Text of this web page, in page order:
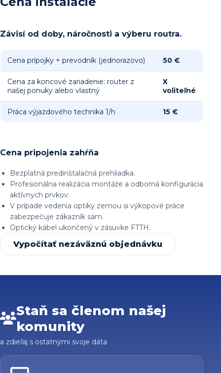
Závisí od doby, náročnosti a výberu routra.
Cena prípojky + prevodník (jednorazovo) 50 €
Cena za koncové zariadenie: router z
našej ponuky alebo vlastný
X
voliteľné
Práca výjazdového technika 1/h 15 €
Cena pripojenia zahŕňa
Bezplatná predinštalačná prehliadka.
Profesionálna realizácia montáže a odborná konfigurácia
aktívnych prvkov.
V prípade vedenia optiky zemou si výkopové práce
zabezpečuje zákazník sám.
Optický kábel ukončený v zásuvke FTTH.
Vypočítať nezáväznú objednávku
Staň sa členom našej
komunity
a zdieľaj s ostatnými svoje dáta